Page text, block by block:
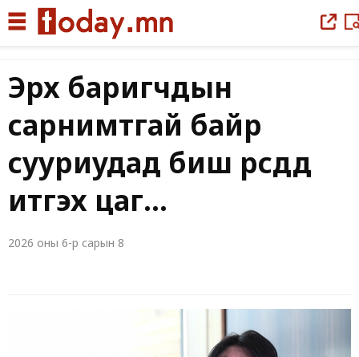
Эрх баригчдын
сарнимтгай байр
сууриудад биш өөрсөддөө
итгэх цаг...
2026 оны 6-р сарын 8